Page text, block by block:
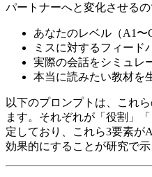
パートナーへと変化させるの
あなたのレベル（A1〜
ミスに対するフィード
実際の会話をシミュレ
本当に読みたい教材を
以下のプロンプトは、これ
ます。それぞれが「役割」
定しており、これら3要素が
効果的にすることが研究で示